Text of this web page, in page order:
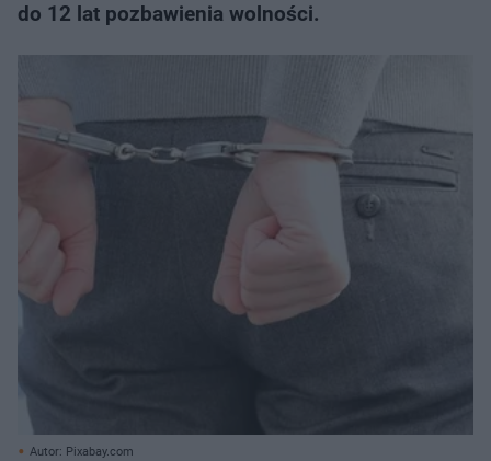
do 12 lat pozbawienia wolności.
Autor: Pixabay.com